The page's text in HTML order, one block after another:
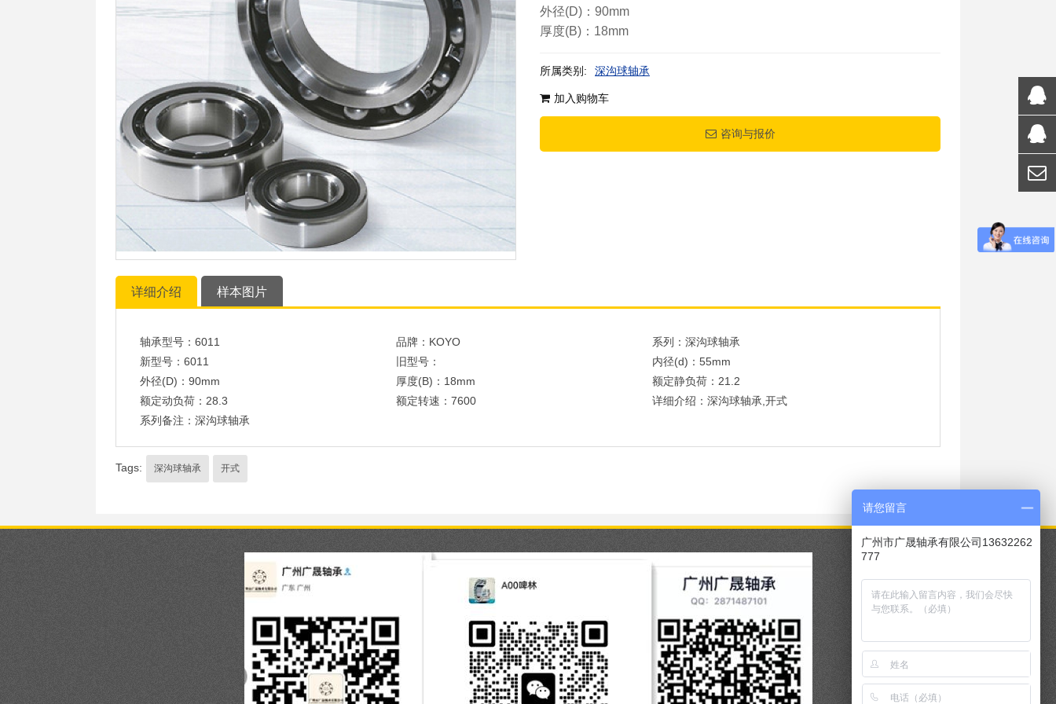
外径(D)：90mm
厚度(B)：18mm
所属类别: 深沟球轴承
加入购物车
咨询与报价
详细介绍 样本图片
轴承型号：6011 品牌：KOYO
系列：深沟球轴承
新型号：6011
旧型号：
内径(d)：55mm
外径(D)：90mm
厚度(B)：18mm
额定静负荷：21.2
额定动负荷：28.3
额定转速：7600
详细介绍：深沟球轴承,开式
系列备注：深沟球轴承
Tags: 深沟球轴承 开式
请您留言
广州市广晟轴承有限公司13632262
777